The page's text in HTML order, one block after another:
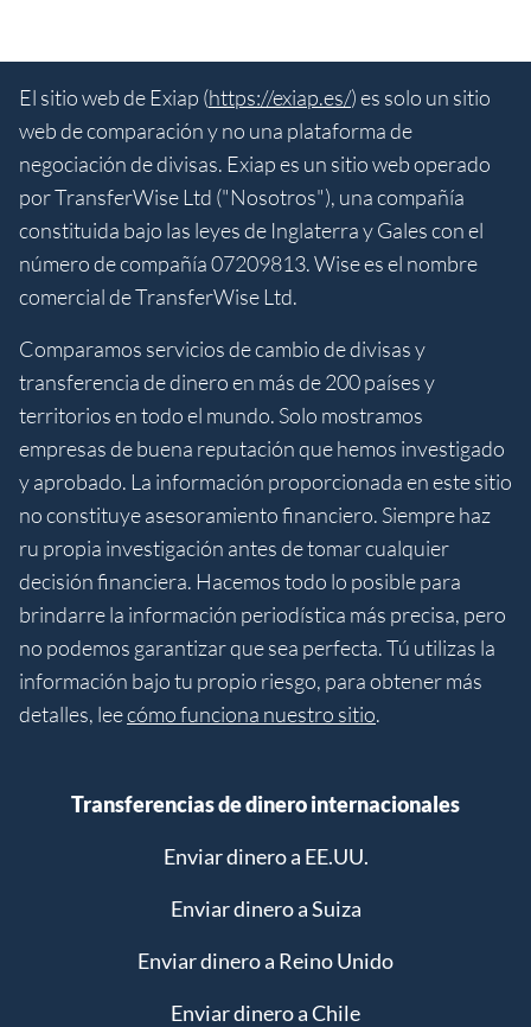
El sitio web de Exiap (https://exiap.es/) es solo un sitio
web de comparación y no una plataforma de
negociación de divisas. Exiap es un sitio web operado
por TransferWise Ltd ("Nosotros"), una compañía
constituida bajo las leyes de Inglaterra y Gales con el
número de compañía 07209813. Wise es el nombre
comercial de TransferWise Ltd.
Comparamos servicios de cambio de divisas y
transferencia de dinero en más de 200 países y
territorios en todo el mundo. Solo mostramos
empresas de buena reputación que hemos investigado
y aprobado. La información proporcionada en este sitio
no constituye asesoramiento financiero. Siempre haz
ru propia investigación antes de tomar cualquier
decisión financiera. Hacemos todo lo posible para
brindarre la información periodística más precisa, pero
no podemos garantizar que sea perfecta. Tú utilizas la
información bajo tu propio riesgo, para obtener más
detalles, leecómo funciona nuestro sitio.
Transferencias de dinero internacionales
Enviar dinero a EE.UU.
Enviar dinero a Suiza
Enviar dinero a Reino Unido
Enviar dinero a Chile